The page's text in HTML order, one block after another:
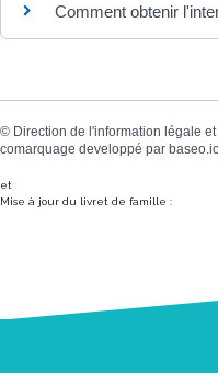
Comment obtenir
© Direction de l'information légale
comarquage developpé par
et
Mise à jour du livret de famille :